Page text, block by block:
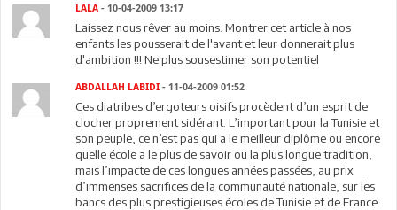
LALA - 10-04-2009 13:17
Laissez nous rêver au moins. Montrer cet article à nos
enfants les pousserait de l'avant et leur donnerait plus
d'ambition !!! Ne plus sousestimer son potentiel
ABDALLAH LABIDI - 11-04-2009 01:52
Ces diatribes d’ergoteurs oisifs procèdent d’un esprit de
clocher proprement sidérant. L’important pour la Tunisie et
son peuple, ce n’est pas qui a le meilleur diplôme ou encore
quelle école a le plus de savoir ou la plus longue tradition,
mais l’impacte de ces longues années passées, au prix
d’immenses sacrifices de la communauté nationale, sur les
bancs des plus prestigieuses écoles de Tunisie et de France